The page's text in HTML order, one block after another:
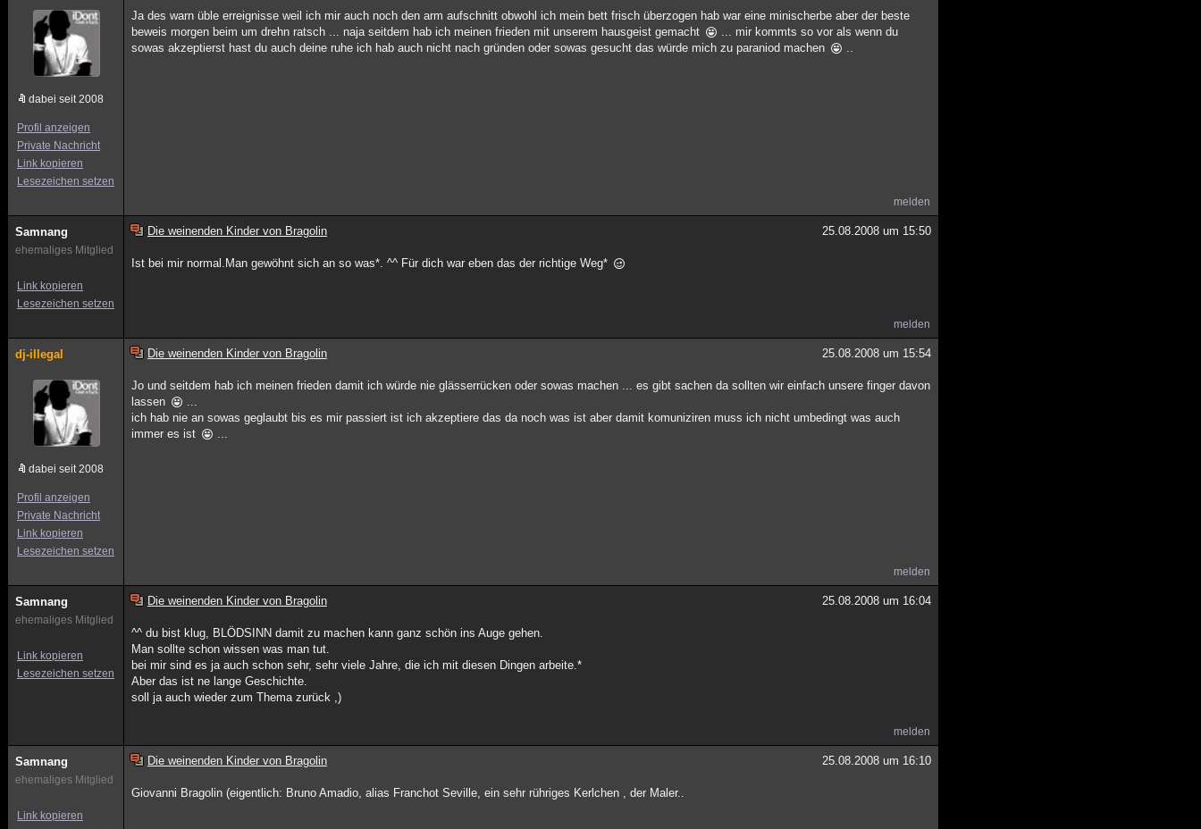
dabei seit 2008
Profil anzeigen
Private Nachricht
Link kopieren
Lesezeichen setzen
Ja des warn üble erreignisse weil ich mir auch noch den arm aufschnitt obwohl ich mein bett frisch überzogen hab war eine minischerbe aber der beste
beweis morgen beim um drehn ratsch ... naja seitdem hab ich meinen frieden mit unserem hausgeist gemacht
... mir kommts so vor als wenn du
sowas akzeptierst hast du auch deine ruhe ich hab auch nicht nach gründen oder sowas gesucht das würde mich zu paraniod machen
..
melden
Samnang
ehemaliges Mitglied
Link kopieren
Lesezeichen setzen
Die weinenden Kinder von Bragolin 25.08.2008 um 15:50
Ist bei mir normal.Man gewöhnt sich an so was*. ^^ Für dich war eben das der richtige Weg*
melden
dj-illegal
dabei seit 2008
Profil anzeigen
Private Nachricht
Link kopieren
Lesezeichen setzen
Die weinenden Kinder von Bragolin 25.08.2008 um 15:54
Jo und seitdem hab ich meinen frieden damit ich würde nie glässerrücken oder sowas machen ... es gibt sachen da sollten wir einfach unsere finger davon
lassen
...
ich hab nie an sowas geglaubt bis es mir passiert ist ich akzeptiere das da noch was ist aber damit komuniziren muss ich nicht umbedingt was auch
immer es ist
...
melden
Samnang
ehemaliges Mitglied
Link kopieren
Lesezeichen setzen
Die weinenden Kinder von Bragolin 25.08.2008 um 16:04
^^ du bist klug, BLÖDSINN damit zu machen kann ganz schön ins Auge gehen.
Man sollte schon wissen was man tut.
bei mir sind es ja auch schon sehr, sehr viele Jahre, die ich mit diesen Dingen arbeite.*
Aber das ist ne lange Geschichte.
soll ja auch wieder zum Thema zurück ,)
melden
Samnang
ehemaliges Mitglied
Link kopieren
Die weinenden Kinder von Bragolin 25.08.2008 um 16:10
Giovanni Bragolin (eigentlich: Bruno Amadio, alias Franchot Seville, ein sehr rühriges Kerlchen , der Maler..